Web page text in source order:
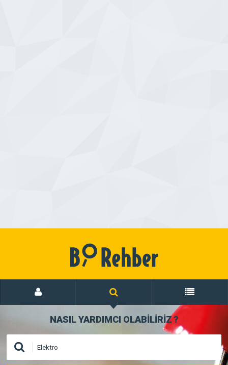
NASIL YARDIMCI OLABİLİRİZ?